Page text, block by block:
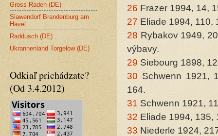
26 Frazer 1994, 14,
27 Eliade 1994, 110,
28 Rybakov 1949,
výbavy.
29 Siebourg 1898,
30 Schwenn 1921,
164.
31 Schwenn 1921,
32 Eliade 1994, 135,
33 Niederle 1924,
Gross Raden (DE)
Slawendorf Brandenburg am
Havel
Raddusch (DE)
Ukrannenland Torgelow (DE)
Odkiaľ prichádzate?
(Od 3.4.2012)